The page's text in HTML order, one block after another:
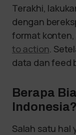
Terakhi,
dengan
format konten,
to action.
data dan feed
Berapa
Indonesia?
Salah satu hal